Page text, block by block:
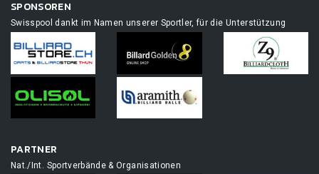
SPONSOREN
Swisspool dankt im Namen unserer Sportler, für die Unterstützung
PARTNER
Nat./Int. Sportverbände & Organisationen